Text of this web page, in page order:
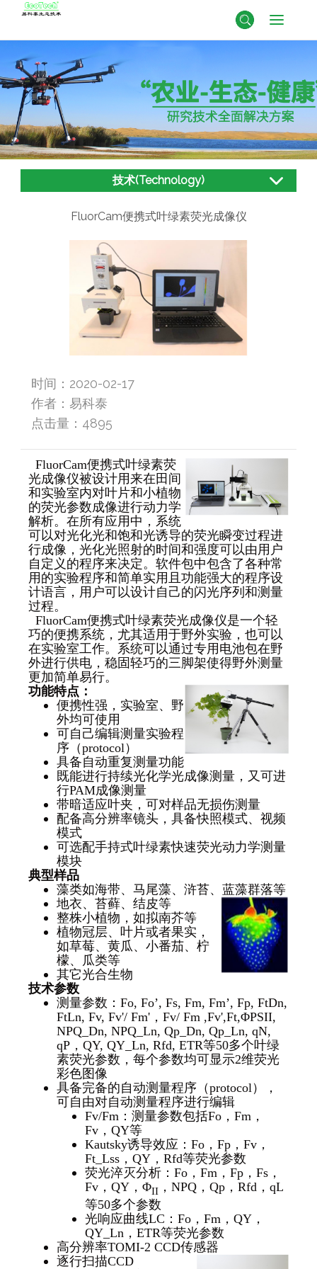
技术(Technology)
FluorCam便携式叶绿素荧光成像仪
时间：2020-02-17
作者：易科泰
点击量： 4895
FluorCam便携式叶绿素荧
光成像仪被设计用来在田间
和实验室内对叶片和小植物
的荧光参数成像进行动力学
解析。在所有应用中，系统
可以对光化光和饱和光诱导的荧光瞬变过程进
行成像，光化光照射的时间和强度可以由用户
自定义的程序来决定。软件包中包含了各种常
用的实验程序和简单实用且功能强大的程序设
计语言，用户可以设计自己的闪光序列和测量
过程。
FluorCam便携式叶绿素荧光成像仪是一个轻
巧的便携系统，尤其适用于野外实验，也可以
在实验室工作。系统可以通过专用电池包在野
外进行供电，稳固轻巧的三脚架使得野外测量
更加简单易行。
功能特点：
便携性强，实验室、野
外均可使用
可自己编辑测量实验程
序（protocol）
具备自动重复测量功能
既能进行持续光化学光成像测量，又可进
行PAM成像测量
带暗适应叶夹，可对样品无损伤测量
配备高分辨率镜头，具备快照模式、视频
模式
可选配手持式叶绿素快速荧光动力学测量
模块
典型样品
藻类如海带、马尾藻、浒苔、蓝藻群落等
地衣、苔藓、结皮等
整株小植物，如拟南芥等
植物冠层、叶片或者果实，
如草莓、黄瓜、小番茄、柠
檬、瓜类等
其它光合生物
技术参数
测量参数：Fo, Fo’, Fs, Fm, Fm’, Fp, FtDn,
FtLn, Fv, Fv'/ Fm'，Fv/ Fm ,Fv',Ft,ΦPSII,
NPQ_Dn, NPQ_Ln, Qp_Dn, Qp_Ln, qN,
qP，QY, QY_Ln, Rfd, ETR等50多个叶绿
素荧光参数，每个参数均可显示2维荧光
彩色图像
具备完备的自动测量程序（protocol），
可自由对自动测量程序进行编辑
Fv/Fm：测量参数包括Fo，Fm，
Fv，QY等
Kautsky诱导效应：Fo，Fp，Fv，
Ft_Lss，QY，Rfd等荧光参数
荧光淬灭分析：Fo，Fm，Fp，Fs，
Fv，QY，ΦII，NPQ，Qp，Rfd，qL
等50多个参数
光响应曲线LC：Fo，Fm，QY，
QY_Ln，ETR等荧光参数
高分辨率TOMI-2 CCD传感器
逐行扫描CCD